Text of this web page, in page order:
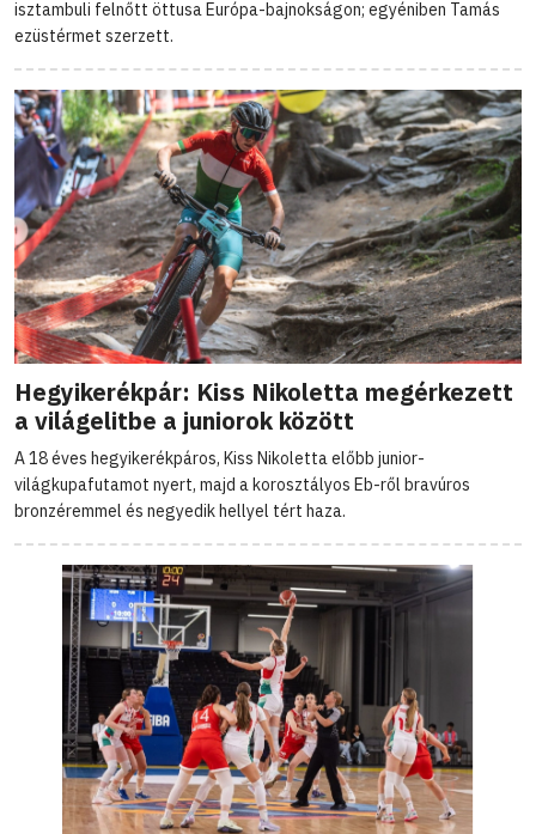
isztambuli felnőtt öttusa Európa-bajnokságon; egyéniben Tamás
ezüstérmet szerzett.
Hegyikerékpár: Kiss Nikoletta megérkezett
a világelitbe a juniorok között
A 18 éves hegyikerékpáros, Kiss Nikoletta előbb junior-
világkupafutamot nyert, majd a korosztályos Eb-ről bravúros
bronzéremmel és negyedik hellyel tért haza.